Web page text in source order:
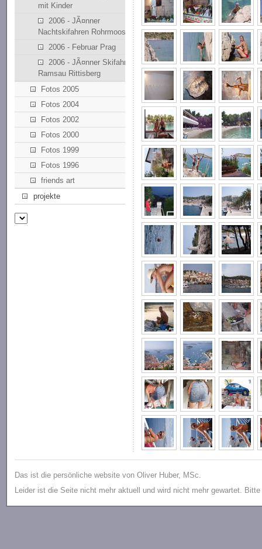
mit Kinder
2006 - JÃ¤nner
Nachtskifahren Rohrmoos
2006 - Februar Prag
2006 - JÃ¤nner Skifahren
Ramsau Rittisberg
Fotos 2005
Fotos 2004
Fotos 2002
Fotos 2000
Fotos 1999
Fotos 1996
friends art
projekte
Das ist die persönliche website von Oliver Huber, MSc.
Leider ist die Seite nicht mehr aktuell und wird nicht mehr gewartet.